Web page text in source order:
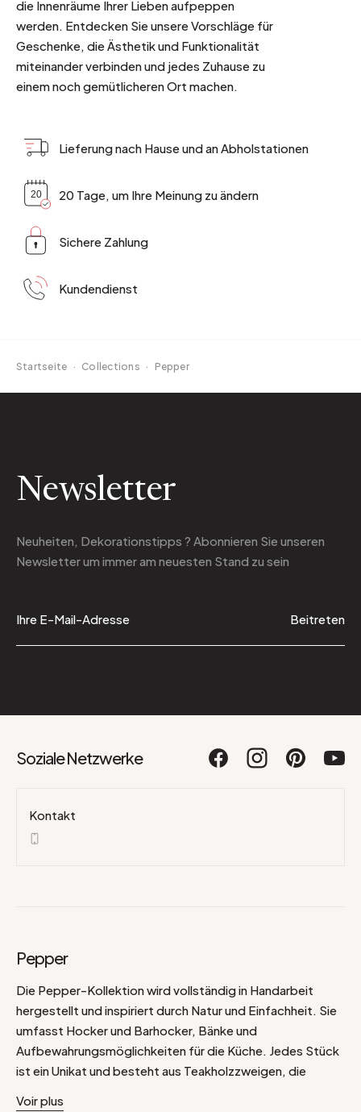
die Innenräume Ihrer Lieben aufpeppen
werden. Entdecken Sie unsere Vorschläge für
Geschenke, die Ästhetik und Funktionalität
miteinander verbinden und jedes Zuhause zu
einem noch gemütlicheren Ort machen.
Lieferung nach Hause und an Abholstationen
20 Tage, um Ihre Meinung zu ändern
Sichere Zahlung
Kundendienst
Startseite · Collections · Pepper
Newsletter
Neuheiten, Dekorationstipps ? Abonnieren Sie unseren
Newsletterum immer am neuesten Stand zu sein
Beitreten
Soziale Netzwerke
Kontakt
Pepper
Die Pepper-Kollektion wird vollständig in Handarbeit
hergestellt und inspiriert durch Natur und Einfachheit. Sie
umfasst Hocker und Barhocker, Bänke und
Aufbewahrungsmöglichkeiten für die Küche. Jedes Stück
ist ein Unikat und besteht aus Teakholzzweigen, die
Voir plus